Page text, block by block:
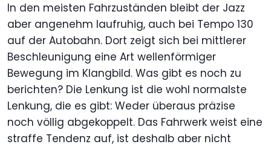
In den meisten Fahrzuständen bleibt der Jazz
aber angenehm laufruhig, auch bei Tempo 130
auf der Autobahn. Dort zeigt sich bei mittlerer
Beschleunigung eine Art wellenförmiger
Bewegung im Klangbild. Was gibt es noch zu
berichten? Die Lenkung ist die wohl normalste
Lenkung, die es gibt: Weder überaus präzise
noch völlig abgekoppelt. Das Fahrwerk weist eine
straffe Tendenz auf, ist deshalb aber nicht